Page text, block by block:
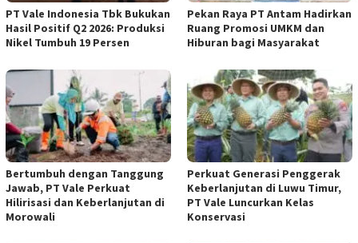
PT Vale Indonesia Tbk Bukukan
Hasil Positif Q2 2026: Produksi
Nikel Tumbuh 19 Persen
Pekan Raya PT Antam Hadirkan
Ruang Promosi UMKM dan
Hiburan bagi Masyarakat
Bertumbuh dengan Tanggung
Jawab, PT Vale Perkuat
Hilirisasi dan Keberlanjutan di
Morowali
Perkuat Generasi Penggerak
Keberlanjutan di Luwu Timur,
PT Vale Luncurkan Kelas
Konservasi